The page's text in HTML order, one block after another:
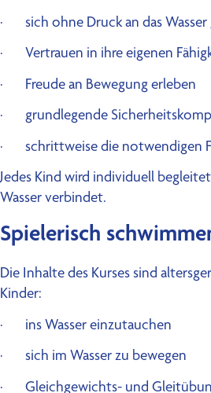
· sich ohne Druck an das Wasser
· Vertrauen in ihre eigenen
· Freude an Bewegung erleben
· grundlegende
· schrittweise die notwendigen
Jedes Kind wird individuell
Wasser verbindet.
Spielerisch
Die Inhalte des Kurses sind
Kinder:
· ins Wasser einzutauchen
· sich im Wasser zu bewegen
· Gleichgewichts- und